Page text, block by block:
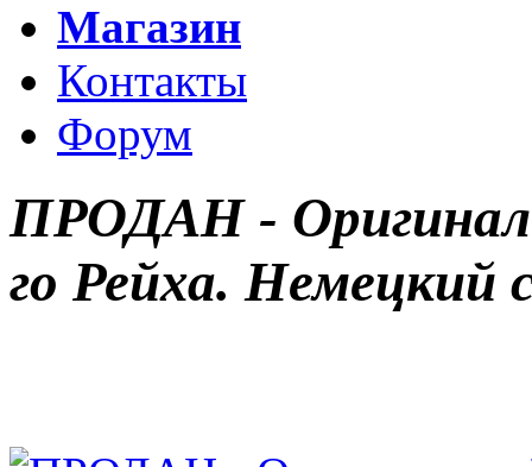
Магазин
Контакты
Форум
ПРОДАН -
го Рейха. Немецкий